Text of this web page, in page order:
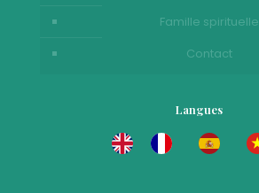
Famille spirituelle
Contact
Langues